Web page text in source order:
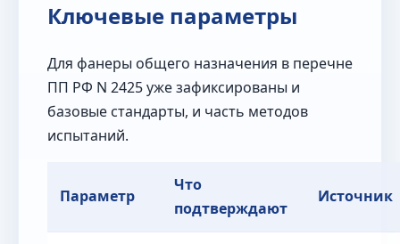
Ключевые параметры
Для фанеры общего назначения в перечне
ПП РФ N 2425 уже зафиксированы и
базовые стандарты, и часть методов
испытаний.
Параметр
Что
подтверждают
Источник